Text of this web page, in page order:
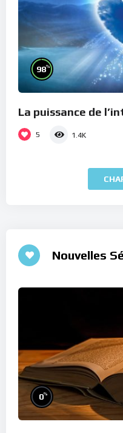
98%
La puissance de
5 1.4K
Nouvelles
0%